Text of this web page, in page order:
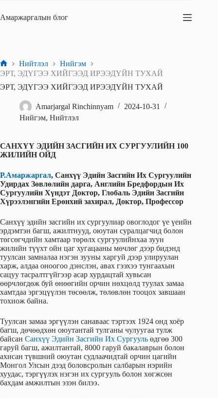
content
Амаржаргалын блог
Home
Нийтлэл
Нийгэм
ЭРТ, ЭДҮГЭЭ ХИЙГЭЭД ИРЭЭДҮЙН ТУХАЙ
ЭРТ, ЭДҮГЭЭ ХИЙГЭЭД ИРЭЭДҮЙН ТУХАЙ
Amarjargal Rinchinnyam
2024-10-31
Нийгэм, Нийтлэл
САНХҮҮ ЭДИЙН ЗАСГИЙН ИХ СУРГУУЛИЙН 100
ЖИЛИЙН ОЙД
Р.Амаржаргал, Санхүү Эдийн Засгийн Их Сургуулийн
Удирдах Зөвлөлийн дарга, Английн Бредфордын Их
Сургуулийн Хүндэт Доктор, Глобаль Эдийн Засгийн
Хүрээлэнгийн Ерөнхий захирал, Доктор, Профессор
Санхүү эдийн засгийн их сургуулиар овоглодог үе үеийн
эрдэмтэн багш, ажилтнууд, оюутан суралцагчид болон
төгсөгчдийн хамтаар төрөлх сургуулийнхаа зуун
жилийн түүхт ойн цаг хугацааны мөчлөг дээр бидэнд
туулсан замналаа нэгэн зууны харгуй дээр улируулан
харж, алдаа оноогоо дэнслэн, авах гээхээ тунгаахын
сацуу тасралтгүйгээр асар хурдацтай хувьсан
өөрчлөгдөж буй өнөөгийн орчин нөхцөлд туулах замаа
хамтдаа эргэцүүлэн төсөөлж, төлөвлөн тооцох завшаан
тохиож байна.
Туулсан замаа эргүүлэн санаваас тэртээх 1924 онд хоёр
багш, дөчөөдхөн оюутантай тулганы чулуугаа тулж
байсан Санхүү Эдийн Засгийн Их Сургууль өдгөө 300
гаруй багш, ажилтантай, 8000 гаруй бакалаврын болон
ахисан түвшний оюутан судлаачидтай орчин цагийн
Монгол Улсын дээд боловсролын салбарын нэрийн
хуудас, тэргүүлэх нэгэн их сургууль болон хөгжсөн
бахдам амжилтын эзэн билээ.